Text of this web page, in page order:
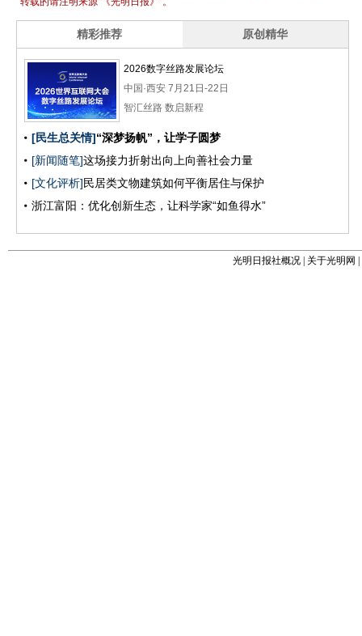
光明日报社概况 关于光明网